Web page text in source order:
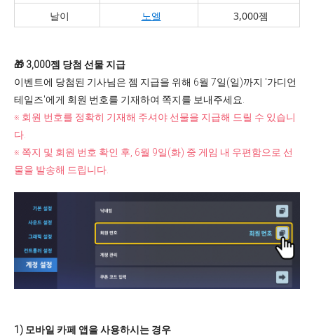
날이
노엘 3,000젬
🎁 3,000젬 당첨 선물 지급
이벤트에 당첨된 기사님은 젬 지급을 위해 6월 7일(일)까지 '가디언
테일즈'에게 회원 번호를 기재하여 쪽지를 보내주세요.
※ 회원 번호를 정확히 기재해 주셔야 선물을 지급해 드릴 수 있습니
다.
※ 쪽지 및 회원 번호 확인 후, 6월 9일(화) 중 게임 내 우편함으로 선
물을 발송해 드립니다.
1) 모바일 카페 앱을 사용하시는 경우